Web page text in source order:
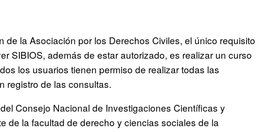
de la Asociación por los Derechos Civiles, el único requisito
SIBIOS, además de estar autorizado, es realizar un curso
los usuarios tienen permiso de realizar todas las
registro de las consultas.
Consejo Nacional de Investigaciones Científicas y
de la facultad de derecho y ciencias sociales de la